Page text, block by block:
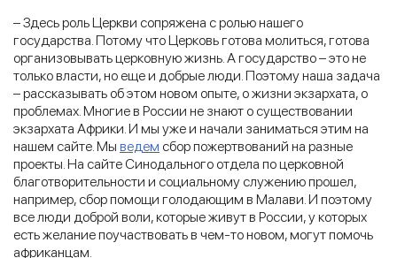
– Здесь роль Церкви сопряжена с ролью нашего
государства. Потому что Церковь готова молиться, готова
организовывать церковную жизнь. А государство – это не
только власти, но еще и добрые люди. Поэтому наша задача
– рассказывать об этом новом опыте, о жизни экзархата, о
проблемах. Многие в России не знают о существовании
экзархата Африки. И мы уже и начали заниматься этим на
нашем сайте. Мы ведем сбор пожертвований на разные
проекты. На сайте Синодального отдела по церковной
благотворительности и социальному служению прошел,
например, сбор помощи голодающим в Малави. И поэтому
все люди доброй воли, которые живут в России, у которых
есть желание поучаствовать в чем-то новом, могут помочь
африканцам.